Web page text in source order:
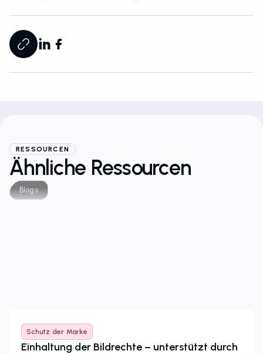
RESSOURCEN
Ähnliche Ressourcen
Blogs
Schutz der Marke
Einhaltung der Bildrechte – unterstützt durch